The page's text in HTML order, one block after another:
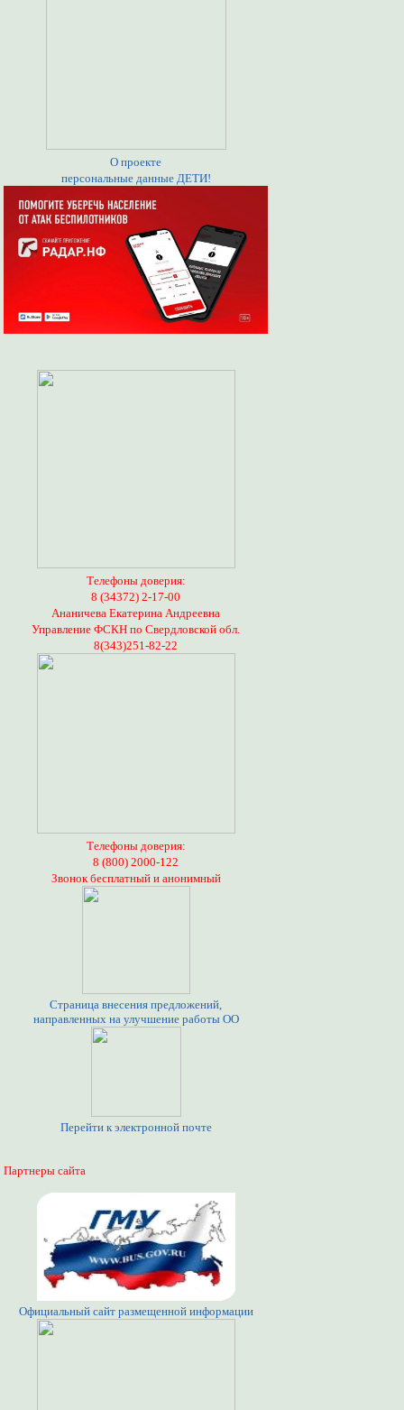
О проекте
персональные данные ДЕТИ!
Телефоны доверия:
8 (34372) 2-17-00
Ананичева Екатерина Андреевна
Управление ФСКН по Свердловской обл.
8(343)251-82-22
Телефоны доверия:
8 (800) 2000-122
Звонок бесплатный и анонимный
Страница внесения предложений,
направленных на улучшение работы ОО
Перейти к электронной почте
Партнеры сайта
Официальный сайт размещенной информации